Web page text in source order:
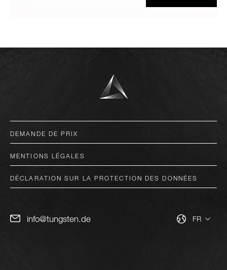
info@tungsten.de FR
italiano
français
DEMANDE DE PRIX
MENTIONS LÉGALES
DÉCLARATION SUR LA PROTECTION DES DONNÉES